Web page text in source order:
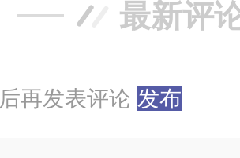
最新评
后再发表评论 发布